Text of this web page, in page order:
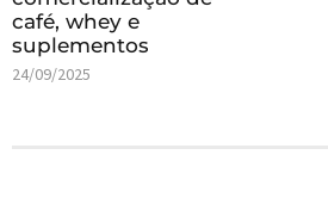
café, whey e
suplementos
24/09/2025